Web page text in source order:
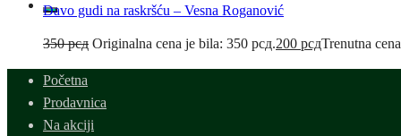
Đavo gudi na raskršću – Vesna Roganović
350рсд Originalna cena je bila: 350 рсд.200 рсдTrenutna
Početna
Prodavnica
Na akciji